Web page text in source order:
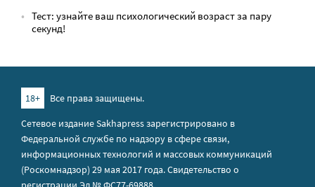
Тест: узнайте ваш психологический возраст за пару
секунд!
18+
Все права защищены.
Сетевое издание Sakhapress зарегистрировано в
Федеральной службе по надзору в сфере связи,
информационных технологий и массовых коммуникаций
(Роскомнадзор) 29 мая 2017 года. Свидетельство о